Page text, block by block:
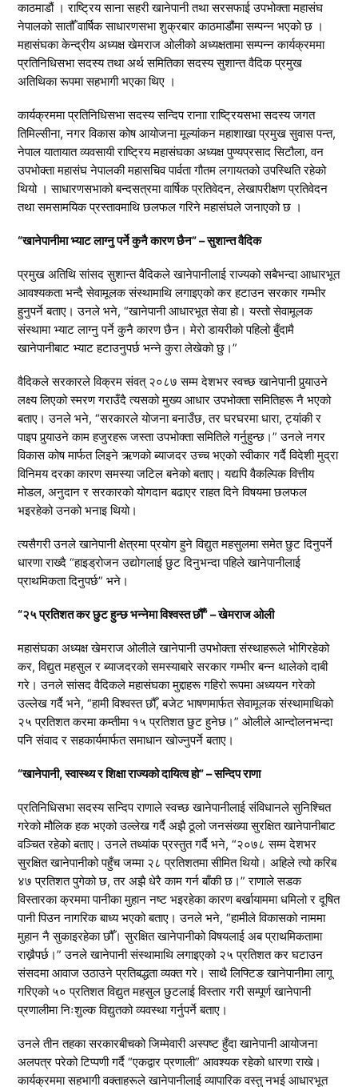
काठमाडौं । राष्ट्रिय साना सहरी खानेपानी तथा सरसफाई उपभोक्ता महासंघ
नेपालको सातौँ वार्षिक साधारणसभा शुक्रबार काठमाडौंमा सम्पन्न भएको छ ।
महासंघका केन्द्रीय अध्यक्ष खेमराज ओलीको अध्यक्षतामा सम्पन्न कार्यक्रममा
प्रतिनिधिसभा सदस्य तथा अर्थ समितिका सदस्य सुशान्त वैदिक प्रमुख
अतिथिका रूपमा सहभागी भएका थिए ।
कार्यक्रममा प्रतिनिधिसभा सदस्य सन्दिप रानाा राष्ट्रियसभा सदस्य जगत
तिमिल्सीना, नगर विकास कोष आयोजना मूल्यांकन महाशाखा प्रमुख सुवास पन्त,
नेपाल यातायात व्यवसायी राष्ट्रिय महासंघका अध्यक्ष पुण्यप्रसाद सिटौला, वन
उपभोक्ता महासंघ नेपालकी महासचिव पार्वता गौतम लगायतको उपस्थिति रहेको
थियो । साधारणसभाको बन्दसत्रमा वार्षिक प्रतिवेदन, लेखापरीक्षण प्रतिवेदन
तथा समसामयिक प्रस्तावमाथि छलफल गरिने महासंघले जनाएको छ ।
“खानेपानीमा भ्याट लाग्नु पर्ने कुनै कारण छैन” – सुशान्त वैदिक
प्रमुख अतिथि सांसद सुशान्त वैदिकले खानेपानीलाई राज्यको सबैभन्दा आधारभूत
आवश्यकता भन्दै सेवामूलक संस्थामाथि लगाइएको कर हटाउन सरकार गम्भीर
हुनुपर्ने बताए। उनले भने, “खानेपानी आधारभूत सेवा हो। यस्तो सेवामूलक
संस्थामा भ्याट लाग्नु पर्ने कुनै कारण छैन। मेरो डायरीको पहिलो बुँदामै
खानेपानीबाट भ्याट हटाउनुपर्छ भन्ने कुरा लेखेको छु।”
वैदिकले सरकारले विक्रम संवत् २०८७ सम्म देशभर स्वच्छ खानेपानी पुर्‍याउने
लक्ष्य लिएको स्मरण गराउँदै त्यसको मुख्य आधार उपभोक्ता समितिहरू नै भएको
बताए। उनले भने, “सरकारले योजना बनाउँछ, तर घरघरमा धारा, ट्यांकी र
पाइप पुर्‍याउने काम हजुरहरू जस्ता उपभोक्ता समितिले गर्नुहुन्छ।” उनले नगर
विकास कोष मार्फत लिइने ऋणको ब्याजदर उच्च भएको स्वीकार गर्दै विदेशी मुद्रा
विनिमय दरका कारण समस्या जटिल बनेको बताए। यद्यपि वैकल्पिक वित्तीय
मोडल, अनुदान र सरकारको योगदान बढाएर राहत दिने विषयमा छलफल
भइरहेको उनको भनाइ थियो।
त्यसैगरी उनले खानेपानी क्षेत्रमा प्रयोग हुने विद्युत महसुलमा समेत छुट दिनुपर्ने
धारणा राख्दै “हाइड्रोजन उद्योगलाई छुट दिनुभन्दा पहिले खानेपानीलाई
प्राथमिकता दिनुपर्छ” भने।
“२५ प्रतिशत कर छुट हुन्छ भन्नेमा विश्वस्त छौँ” – खेमराज ओली
महासंघका अध्यक्ष खेमराज ओलीले खानेपानी उपभोक्ता संस्थाहरूले भोगिरहेको
कर, विद्युत महसुल र ब्याजदरको समस्याबारे सरकार गम्भीर बन्न थालेको दाबी
गरे। उनले सांसद वैदिकले महासंघका मुद्दाहरू गहिरो रूपमा अध्ययन गरेको
उल्लेख गर्दै भने, “हामी विश्वस्त छौँ, बजेट भाषणमार्फत सेवामूलक संस्थामाथिको
२५ प्रतिशत करमा कम्तीमा १५ प्रतिशत छुट हुनेछ।” ओलीले आन्दोलनभन्दा
पनि संवाद र सहकार्यमार्फत समाधान खोज्नुपर्ने बताए।
“खानेपानी, स्वास्थ्य र शिक्षा राज्यको दायित्व हो” – सन्दिप राणा
प्रतिनिधिसभा सदस्य सन्दिप राणाले स्वच्छ खानेपानीलाई संविधानले सुनिश्चित
गरेको मौलिक हक भएको उल्लेख गर्दै अझै ठूलो जनसंख्या सुरक्षित खानेपानीबाट
वञ्चित रहेको बताए। उनले तथ्यांक प्रस्तुत गर्दै भने, “२०७८ सम्म देशभर
सुरक्षित खानेपानीको पहुँच जम्मा २८ प्रतिशतमा सीमित थियो। अहिले त्यो करिब
४७ प्रतिशत पुगेको छ, तर अझै धेरै काम गर्न बाँकी छ।” राणाले सडक
विस्तारका क्रममा पानीका मुहान नष्ट भइरहेका कारण बर्खायाममा धमिलो र दूषित
पानी पिउन नागरिक बाध्य भएको बताए। उनले भने, “हामीले विकासको नाममा
मुहान नै सुकाइरहेका छौँ। सुरक्षित खानेपानीको विषयलाई अब प्राथमिकतामा
राख्नैपर्छ।” उनले खानेपानी संस्थामाथि लगाइएको २५ प्रतिशत कर घटाउन
संसदमा आवाज उठाउने प्रतिबद्धता व्यक्त गरे। साथै लिफ्टिङ खानेपानीमा लागू
गरिएको ५० प्रतिशत विद्युत महसुल छुटलाई विस्तार गरी सम्पूर्ण खानेपानी
प्रणालीमा निःशुल्क विद्युतको व्यवस्था गर्नुपर्ने बताए।
उनले तीन तहका सरकारबीचको जिम्मेवारी अस्पष्ट हुँदा खानेपानी आयोजना
अलपत्र परेको टिप्पणी गर्दै “एकद्वार प्रणाली” आवश्यक रहेको धारणा राखे।
कार्यक्रममा सहभागी वक्ताहरूले खानेपानीलाई व्यापारिक वस्तु नभई आधारभूत